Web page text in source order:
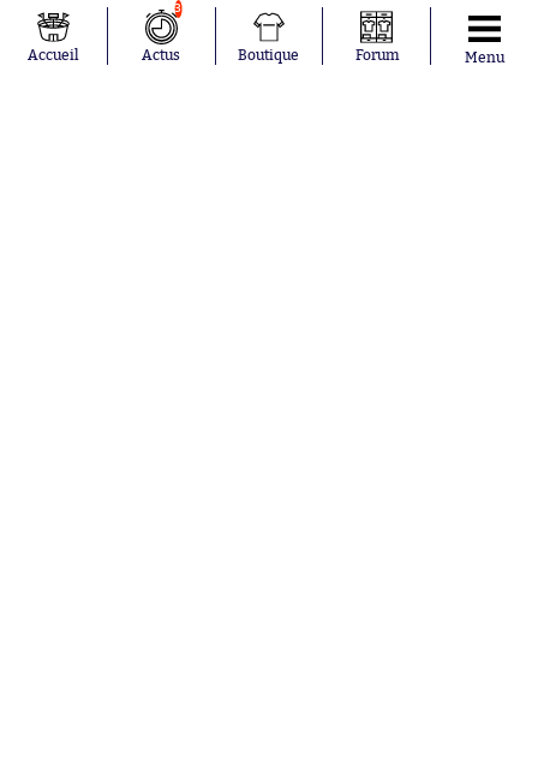
Neymar
Julián Álvarez
Ferrán Torres
FIFA
FC Barcelone
Argentine
Accueil
3
Actus Boutique Forum Menu